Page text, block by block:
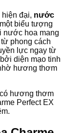
đại, nước
biểu tượng
nước hoa mang
phong cách
lực ngay từ
diện mạo tinh
hương thơm
hương thơm
Perfect EX